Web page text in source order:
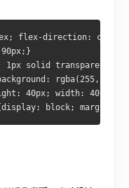
flex-direction:
90px;}
1px solid
40px; width: